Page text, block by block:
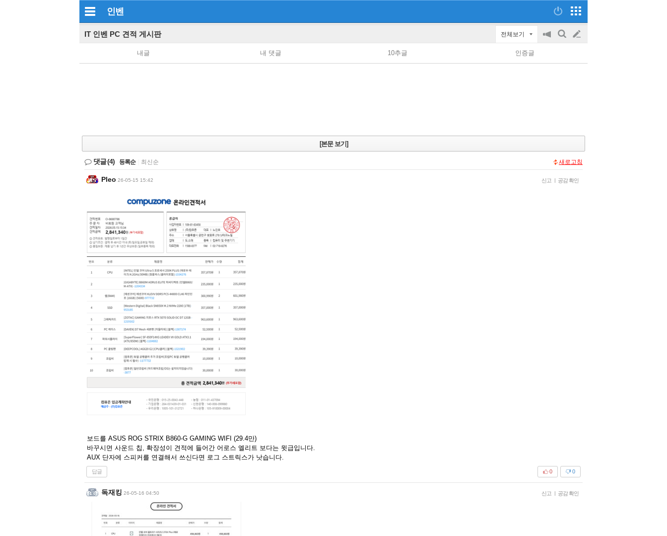
인벤
IT 인벤 PC 견적 게시판 전체보기
공
on/off
검
글
쓰
내글 내 댓글 10추글 인증글
[본문 보기]
댓글(4) 등록순 최신순 새로고침
Pleo 26-05-15 15:42 신고 | 공감 확인
보드를 ASUS ROG STRIX B860-G GAMING WIFI (29.4만)
바꾸시면 사운드 칩, 확장성이 견적에 들어간 어로스 엘리트 보다는 윗급입니다.
AUX 단자에 스피커를 연결해서 쓰신다면 로그 스트릭스가 낫습니다.
답글 0
0
독재킹 26-05-16 04:50 신고 | 공감 확인